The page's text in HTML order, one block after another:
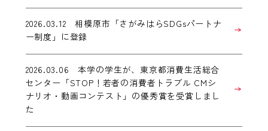
2026.03.12 相模原市「さがみはらSDGsパートナ
ー制度」に登録
2026.03.06 本学の学生が、東京都消費生活総合
センター「STOP！若者の消費者トラブル CMシ
ナリオ・動画コンテスト」の優秀賞を受賞しまし
た